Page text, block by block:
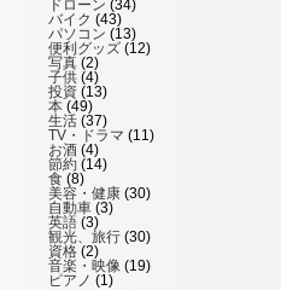
ドローン (34)
バイク (43)
パソコン (13)
便利グッズ (12)
写真 (2)
子供 (4)
投資 (13)
本 (49)
生活 (37)
TV・ドラマ (11)
お酒 (4)
節約 (14)
食 (8)
美容・健康 (30)
自動車 (3)
英語 (3)
観光、旅行 (30)
資格 (2)
音楽・映像 (19)
ピアノ (1)